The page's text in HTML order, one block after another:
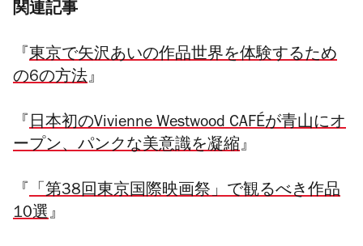
関連記事
『 東京で矢沢あいの作品世界を体験するため
の6の方法』
『 日本初のVivienne Westwood CAFÉが青山にオ
ープン、パンクな美意識を凝縮』
『 「第38回東京国際映画祭」で観るべき作品
10選』